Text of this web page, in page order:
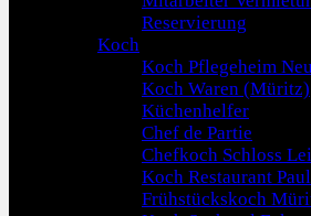
Reservierung
Koch
Koch Pflegeheim
Koch Waren (Müritz)
Küchenhelfer
Chef de Partie
Chefkoch Schloss
Koch Restaurant
Frühstückskoch